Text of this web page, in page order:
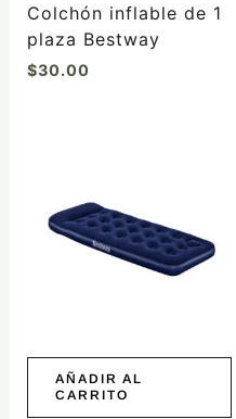
Colchón inflable de 1
plaza Bestway
$30.00
AÑADIR AL
CARRITO